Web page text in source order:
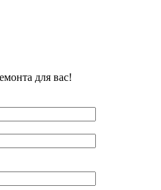
для вас!